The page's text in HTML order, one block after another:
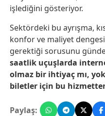
işlediğini gösteriyor.
Sektördeki bu ayrışma,
konfor ve maliyet
gerektiği sorusunu
saatlik uçuşlarda
olmaz bir ihtiyaç mı,
biletler için bu
Paylaş: